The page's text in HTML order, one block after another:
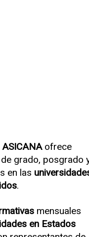
ofrece
grado, posgrado
en las
.
mensuales
en Estados